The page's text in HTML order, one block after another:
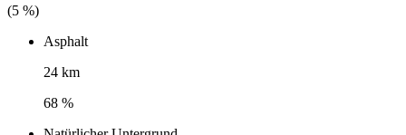
(5 %)
Asphalt
24 km
68 %